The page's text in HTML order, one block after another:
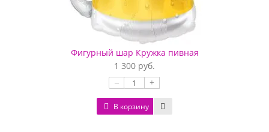
Фигурный шар Кружка пивная
1 300 руб.
– +
В корзину